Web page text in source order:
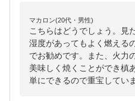
マカロン(20代・男性)
こちらはどうでしょう。見
湿度があってもよく燃える
でお勧めです。また、火力
美味しく焼くことができ槙
単にできるので重宝していま